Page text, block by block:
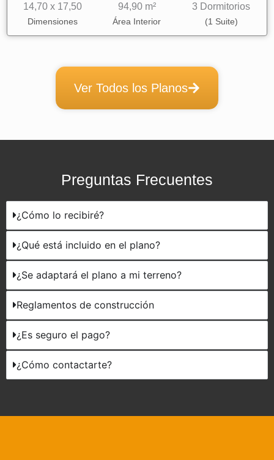
14,70 x 17,50
Dimensiones
94,90 m²
Área Interior
3 Dormitorios
(1 Suite)
Ver Todos los Planos
Preguntas Frecuentes
¿Cómo lo recibiré?
¿Qué está incluido en el plano?
¿Se adaptará el plano a mi terreno?
Reglamentos de construcción
¿Es seguro el pago?
¿Cómo contactarte?